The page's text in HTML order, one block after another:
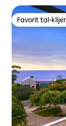
Favorit tal-
Favorit tal-